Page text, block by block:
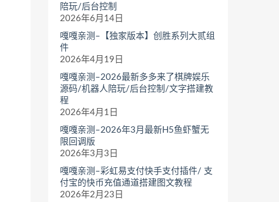
陪玩/后台控制
2026年6月14日
嘎嘎亲测–【独家版本】创胜系列大贰组
件
2026年4月19日
嘎嘎亲测–2026最新多多来了棋牌娱乐
源码/机器人陪玩/后台控制/文字搭建教
程
2026年4月1日
嘎嘎亲测–2026年3月最新H5鱼虾蟹无
限回调版
2026年3月3日
嘎嘎亲测–彩虹易支付快手支付插件/ 支
付宝的快币充值通道搭建图文教程
2026年2月23日